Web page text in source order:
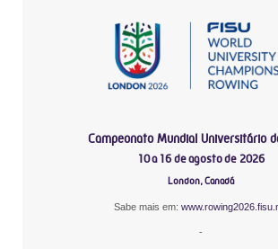
Campeonato Mundial Universitário
10 a 16 de agosto de 2026
London, Canadá
Sabe mais em:
-